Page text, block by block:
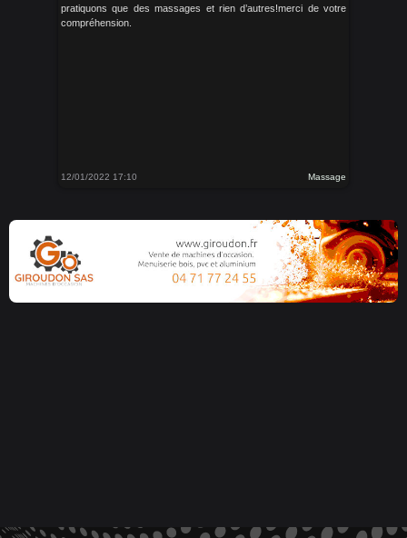
pratiquons que des massages et rien d’autres!merci de votre
compréhension.
12/01/2022 17:10 Massage